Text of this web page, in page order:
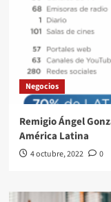
Negocios
Remigio Ángel
América Latina
4 octubre, 2022 0